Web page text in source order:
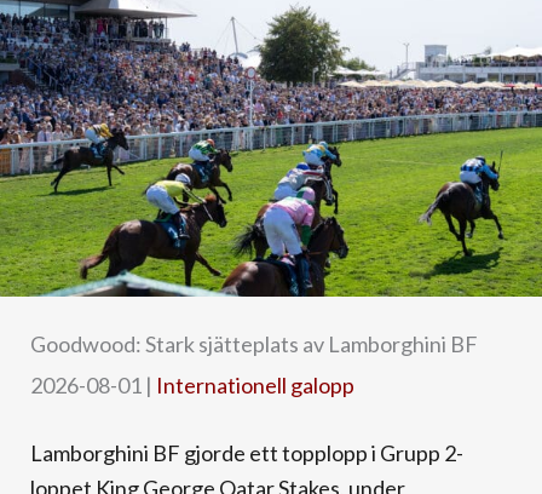
Goodwood: Stark sjätteplats av Lamborghini BF
2026-08-01 | Internationell galopp
Lamborghini BF gjorde ett topplopp i Grupp 2-
loppet King George Qatar Stakes, under